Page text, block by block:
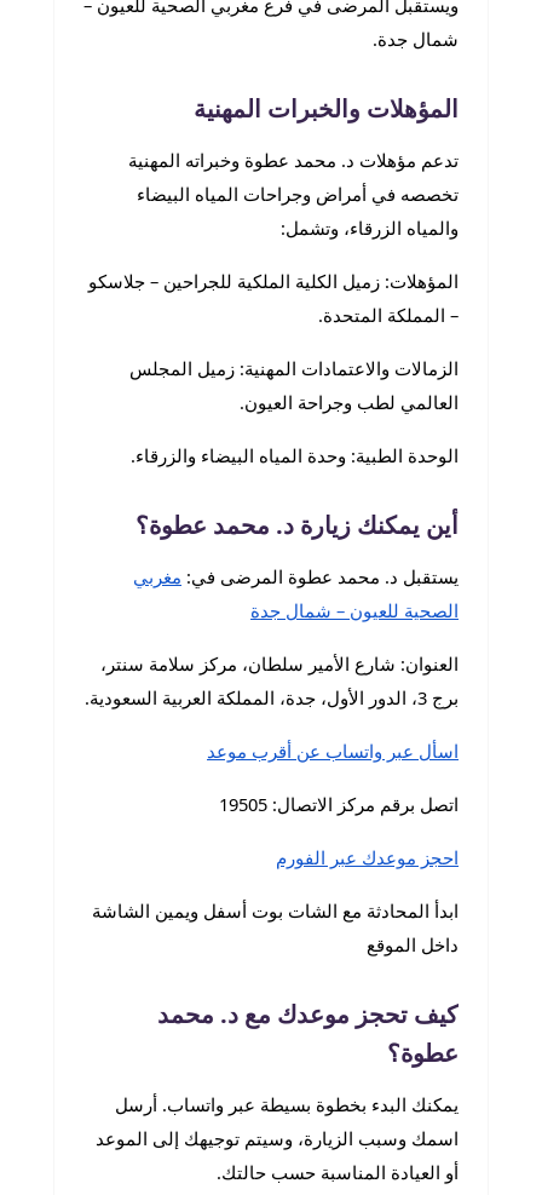
ويستقبل المرضى في فرع مغربي الصحية للعيون –
شمال جدة.
المؤهلات والخبرات المهنية
تدعم مؤهلات د. محمد عطوة وخبراته المهنية
تخصصه في أمراض وجراحات المياه البيضاء
والمياه الزرقاء، وتشمل:
المؤهلات: زميل الكلية الملكية للجراحين – جلاسكو
– المملكة المتحدة.
الزمالات والاعتمادات المهنية: زميل المجلس
العالمي لطب وجراحة العيون.
الوحدة الطبية: وحدة المياه البيضاء والزرقاء.
أين يمكنك زيارة د. محمد عطوة؟
يستقبل د. محمد عطوة المرضى في: مغربي
الصحية للعيون – شمال جدة
العنوان: شارع الأمير سلطان، مركز سلامة سنتر،
برج 3، الدور الأول، جدة، المملكة العربية السعودية.
اسأل عبر واتساب عن أقرب موعد
اتصل برقم مركز الاتصال: 19505
احجز موعدك عبر الفورم
ابدأ المحادثة مع الشات بوت أسفل ويمين الشاشة
داخل الموقع
كيف تحجز موعدك مع د. محمد
عطوة؟
يمكنك البدء بخطوة بسيطة عبر واتساب. أرسل
اسمك وسبب الزيارة، وسيتم توجيهك إلى الموعد
أو العيادة المناسبة حسب حالتك.